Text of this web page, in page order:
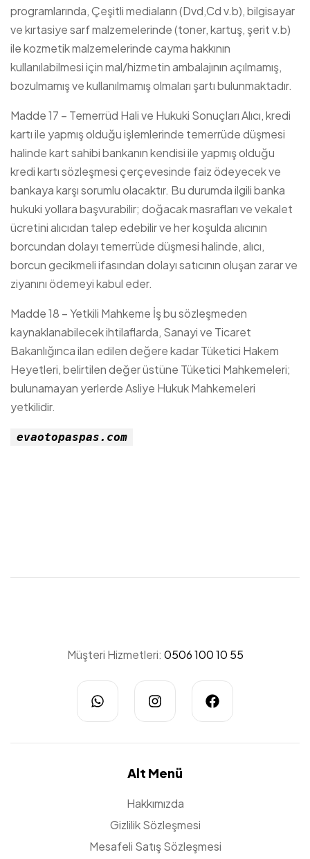
programlarında, Çeşitli mediaların (Dvd,Cd v.b), bilgisayar
ve kırtasiye sarf malzemelerinde (toner, kartuş, şerit v.b)
ile kozmetik malzemelerinde cayma hakkının
kullanılabilmesi için mal/hizmetin ambalajının açılmamış,
bozulmamış ve kullanılmamış olmaları şartı bulunmaktadır.
Madde 17 – Temerrüd Hali ve Hukuki Sonuçları Alıcı, kredi
kartı ile yapmış olduğu işlemlerinde temerrüde düşmesi
halinde kart sahibi bankanın kendisi ile yapmış olduğu
kredi kartı sözleşmesi çerçevesinde faiz ödeyecek ve
bankaya karşı sorumlu olacaktır. Bu durumda ilgili banka
hukuki yollara başvurabilir; doğacak masrafları ve vekalet
ücretini alıcıdan talep edebilir ve her koşulda alıcının
borcundan dolayı temerrüde düşmesi halinde, alıcı,
borcun gecikmeli ifasından dolayı satıcının oluşan zarar ve
ziyanını ödemeyi kabul eder.
Madde 18 – Yetkili Mahkeme İş bu sözleşmeden
kaynaklanabilecek ihtilaflarda, Sanayi ve Ticaret
Bakanlığınca ilan edilen değere kadar Tüketici Hakem
Heyetleri, belirtilen değer üstüne Tüketici Mahkemeleri;
bulunamayan yerlerde Asliye Hukuk Mahkemeleri
yetkilidir.
evaotopaspas.com
Paspas
Müşteri Hizmetleri: 0506 100 10 55
Alt Menü
Hakkımızda
Gizlilik Sözleşmesi
Mesafeli Satış Sözleşmesi